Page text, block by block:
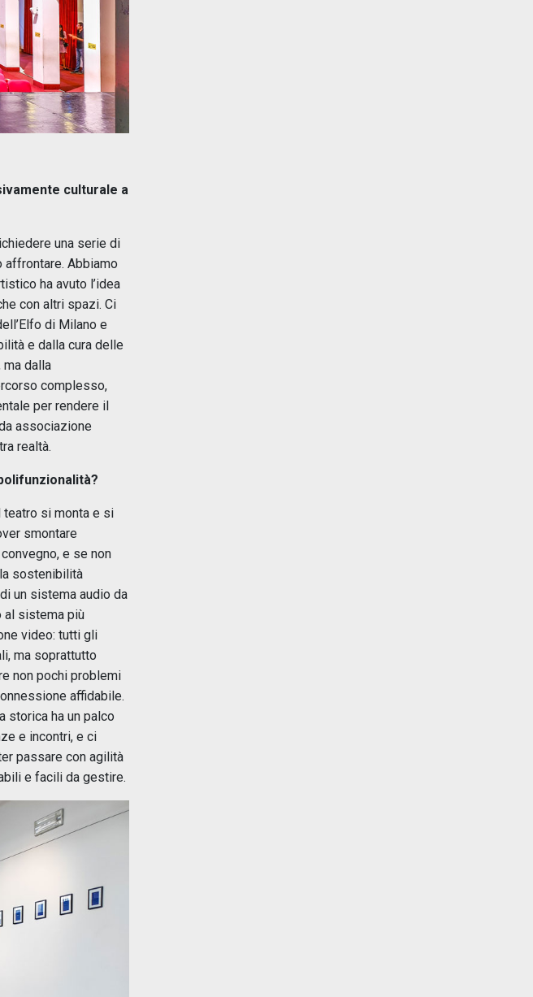
culturale a
una serie di
affrontare. Abbiamo
ha avuto l’idea
con altri spazi. Ci
di Milano e
e dalla cura delle
dalla
complesso,
per rendere il
associazione
realtà.
si monta e si
smontare
e se non
sostenibilità
un sistema audio da
al sistema più
video: tutti gli
ma soprattutto
non pochi problemi
affidabile.
storica ha un palco
e incontri, e ci
passare con agilità
e facili da gestire.